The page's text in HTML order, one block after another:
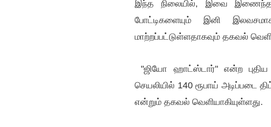
இந்த நிலையில், இவை இணைந்த
போட்டிகளையும் இனி
மாற்றப்பட்டுள்ளதாகவும் தகவல்
"ஜியோ ஹாட்ஸ்டார்" என்ற
செயலியில் 140 ரூபாய்
என்றும் தகவல் வெளியாகியுள்ளது.